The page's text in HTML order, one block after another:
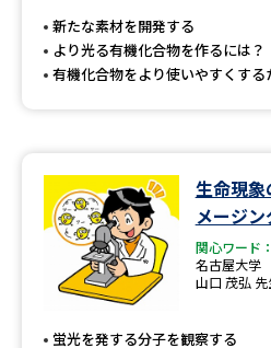
新たな素材を開発する
より光る有機化合物を作るには？
有機化合物をより使いやすくする
生命現象
メージン
関心ワード
名古屋大学
山口 茂弘 先
蛍光を発する分子を観察する